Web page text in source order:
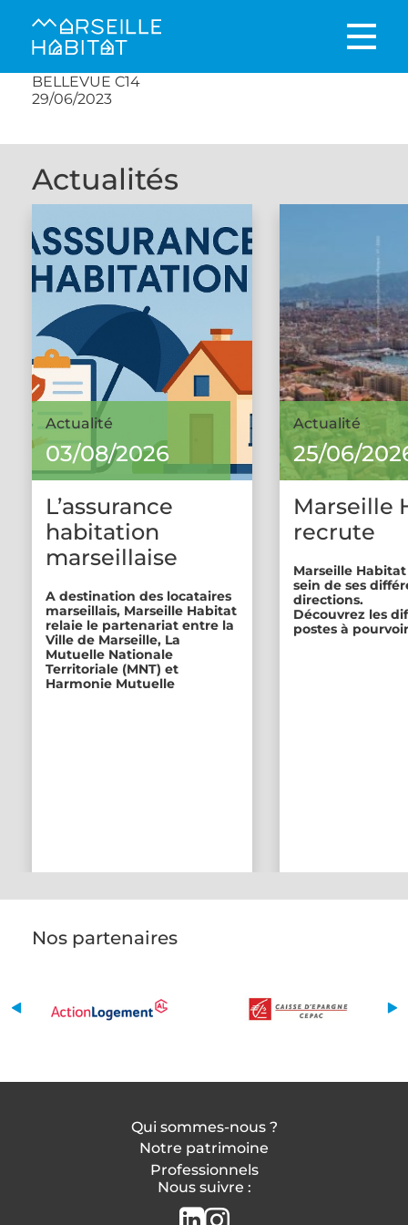
BELLEVUE C14
29/06/2023
Actualités
Actualité
03/08/2026
L’assurance
habitation
marseillaise
A destination des locataires
marseillais, Marseille Habitat
relaie le partenariat entre la
Ville de Marseille, La
Mutuelle Nationale
Territoriale (MNT) et
Harmonie Mutuelle
Actualité
25/06/
Marseille
recrute
Marseille
sein de ses
directions.
Découvrez les
postes à
Nos partenaires
Qui sommes-nous ?
Notre patrimoine
Professionnels
Nous suivre :